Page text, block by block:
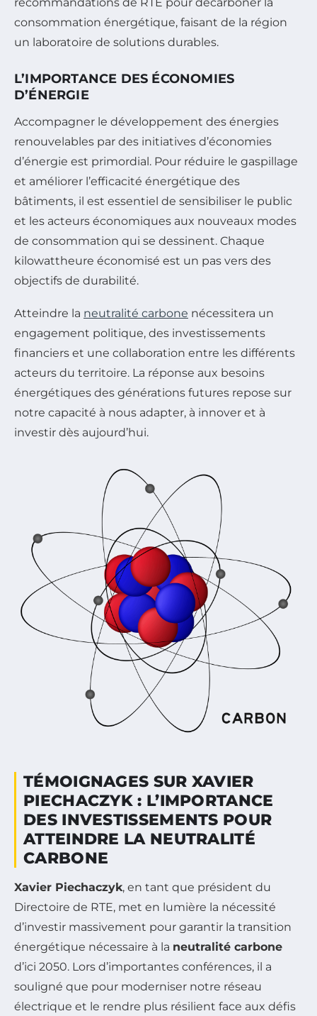
consommation énergétique, faisant de la région
un laboratoire de solutions durables.
L’IMPORTANCE DES ÉCONOMIES
D’ÉNERGIE
Accompagner le développement des énergies
renouvelables par des initiatives d’économies
d’énergie est primordial. Pour réduire le gaspillage
et améliorer l’efficacité énergétique des
bâtiments, il est essentiel de sensibiliser le public
et les acteurs économiques aux nouveaux modes
de consommation qui se dessinent. Chaque
kilowattheure économisé est un pas vers des
objectifs de durabilité.
Atteindre la neutralité carbone nécessitera un
engagement politique, des investissements
financiers et une collaboration entre les différents
acteurs du territoire. La réponse aux besoins
énergétiques des générations futures repose sur
notre capacité à nous adapter, à innover et à
investir dès aujourd’hui.
TÉMOIGNAGES SUR XAVIER
PIECHACZYK : L’IMPORTANCE
DES INVESTISSEMENTS POUR
ATTEINDRE LA NEUTRALITÉ
CARBONE
Xavier Piechaczyk, en tant que président du
Directoire de RTE, met en lumière la nécessité
d’investir massivement pour garantir la transition
énergétique nécessaire à la neutralité carbone
d’ici 2050. Lors d’importantes conférences, il a
souligné que pour moderniser notre réseau
électrique et le rendre plus résilient face aux défis